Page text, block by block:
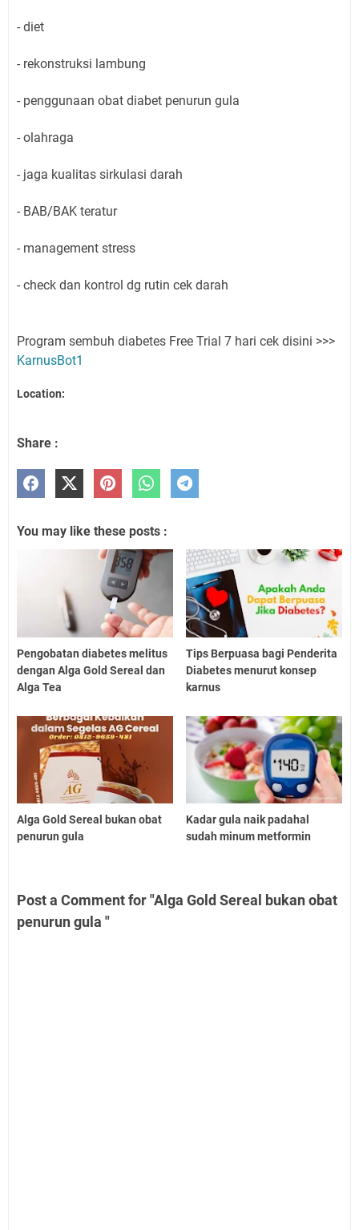
- diet
- rekonstruksi lambung
- penggunaan obat diabet penurun gula
- olahraga
- jaga kualitas sirkulasi darah
- BAB/BAK teratur
- management stress
- check dan kontrol dg rutin cek darah
Program sembuh diabetes Free Trial 7 hari cek disini >>>
KarnusBot1
Location:
Share :
You may like these posts :
Pengobatan diabetes melitus
dengan Alga Gold Sereal dan
Alga Tea
Tips Berpuasa bagi Penderita
Diabetes menurut konsep
karnus
Alga Gold Sereal bukan obat
penurun gula
Kadar gula naik padahal
sudah minum metformin
Post a Comment for "Alga Gold Sereal bukan obat
penurun gula "